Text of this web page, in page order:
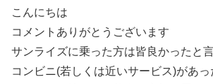
こんにちは
コメントありがとうございます
サンライズに乗った方は皆良かったと言
コンビニ(若しくは近いサービス)があ